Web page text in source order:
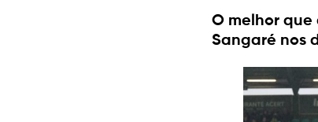
O melhor
Sangaré nos